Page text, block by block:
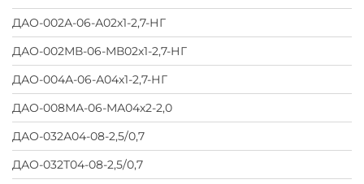
завод
ДАО-002А-06-А02х1-2,7-НГ
ДАО-002МВ-06-МВ02х1-2,7-НГ
ДАО-004А-06-А04х1-2,7-НГ
ДАО-008МА-06-МА04х2-2,0
ДАО-032А04-08-2,5/0,7
ДАО-032Т04-08-2,5/0,7